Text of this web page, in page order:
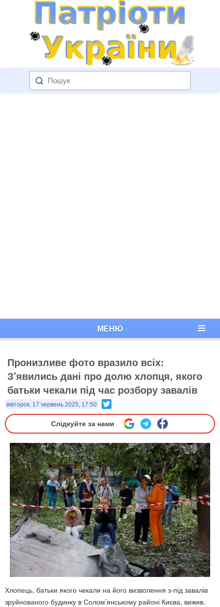
МЕНЮ
Пронизливе фото вразило всіх:
З'явились дані про долю хлопця, якого
батьки чекали під час розбору завалів
вівторок, 17 червень 2025, 17:50
Слідкуйте за нами
Хлопець, батьки якого чекали на його визволення з-під завалів
зруйнованого будинку в Солом’янському районі Києва, вижив.